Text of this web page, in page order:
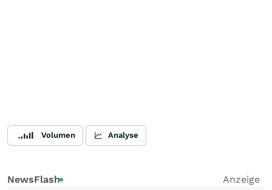
Volumen Analyse
NewsFlash
Anzeige